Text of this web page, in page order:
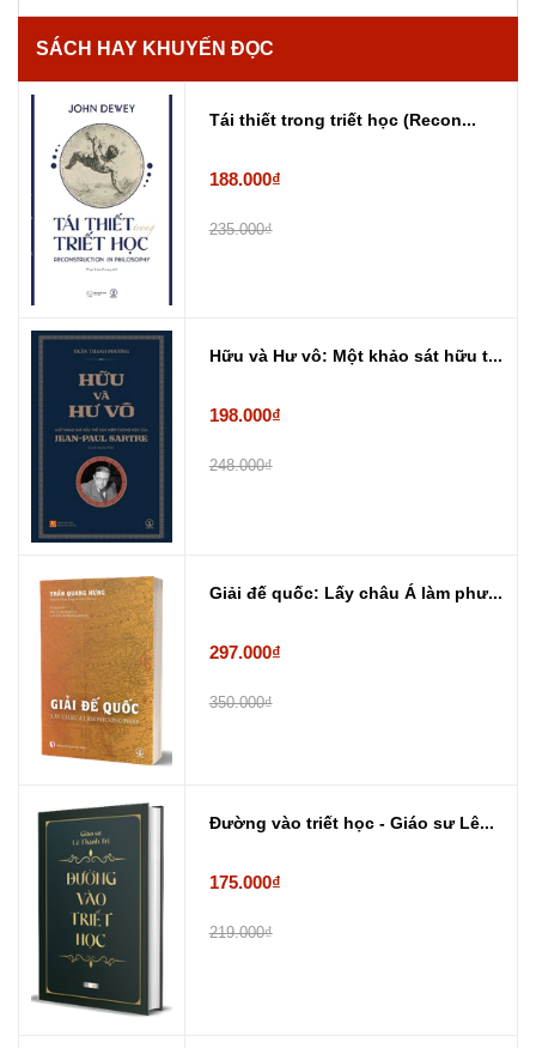
SÁCH HAY KHUYẾN ĐỌC
Tái thiết trong triết học (Recon...
188.000₫
235.000₫
Hữu và Hư vô: Một khảo sát hữu t...
198.000₫
248.000₫
Giải đế quốc: Lấy châu Á làm phư...
297.000₫
350.000₫
Đường vào triết học - Giáo sư Lê...
175.000₫
219.000₫